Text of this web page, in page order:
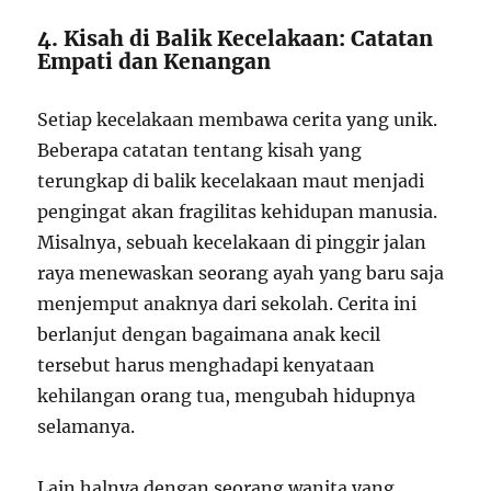
4. Kisah di Balik Kecelakaan: Catatan
Empati dan Kenangan
Setiap kecelakaan membawa cerita yang unik.
Beberapa catatan tentang kisah yang
terungkap di balik kecelakaan maut menjadi
pengingat akan fragilitas kehidupan manusia.
Misalnya, sebuah kecelakaan di pinggir jalan
raya menewaskan seorang ayah yang baru saja
menjemput anaknya dari sekolah. Cerita ini
berlanjut dengan bagaimana anak kecil
tersebut harus menghadapi kenyataan
kehilangan orang tua, mengubah hidupnya
selamanya.